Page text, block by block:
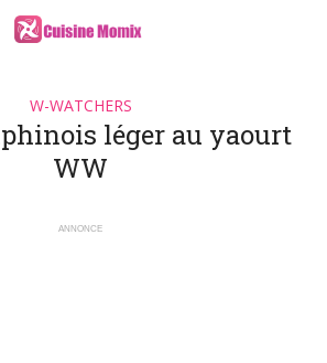
W-WATCHERS
léger au yaourt
WW
ANNONCE